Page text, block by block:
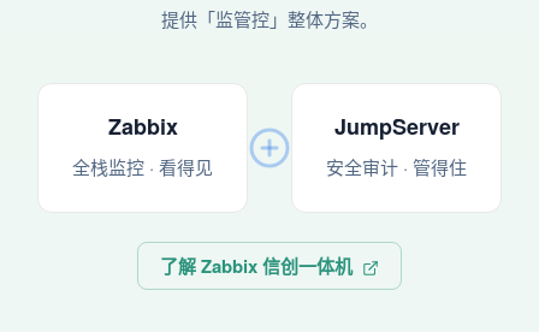
提供「监管控」整体方案。
Zabbix
全栈监控 · 看得见
JumpServer
安全审计 · 管得住
了解 Zabbix 信创一体机